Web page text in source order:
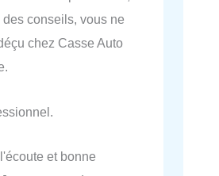
des conseils, vous ne
chez Casse Auto
et bonne